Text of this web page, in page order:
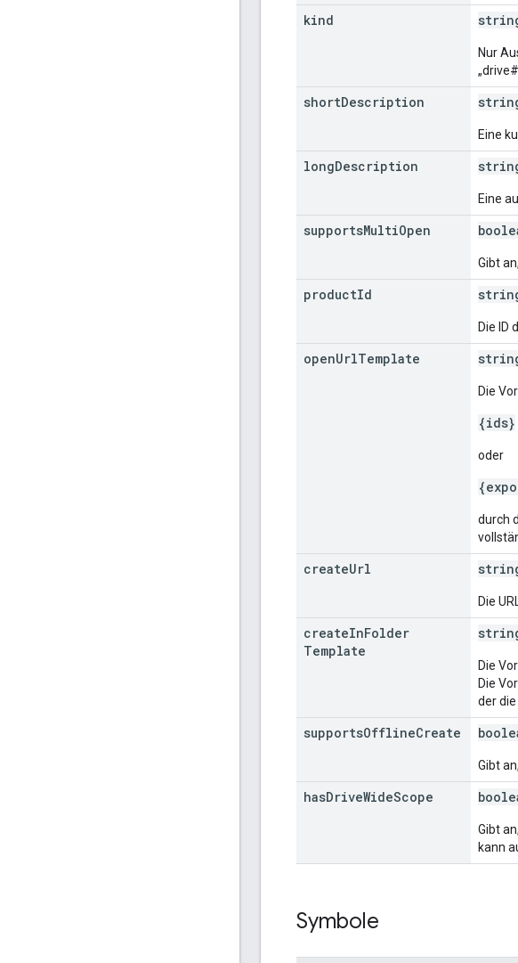
kind
Nur
shortDescription
Eine
longDescription
Eine
supportsMultiOpen
Gibt
productId
Die ID
openUrlTemplate
Die
{ids}
oder
durch
createUrl
Die
createInFolder
Template
Die
Die
der die
supportsOfflineCreate
Gibt
hasDriveWideScope
Gibt
kann
Symbole